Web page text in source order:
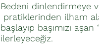
​Bedeni dinlendirmeye
pratiklerinden ilham
başlayıp başımızı
ilerleyeceğiz.